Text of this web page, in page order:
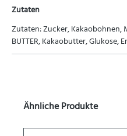
Zutaten
Zutaten: Zucker, Kakaobohnen,
BUTTER, Kakaobutter, Glukose,
Ähnliche Produkte